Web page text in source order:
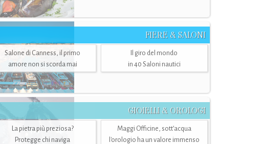
FIERE & SALONI
Salone di Canness, il primo
amore non si scorda mai
Il giro del mondo
in 40 Saloni nautici
GIOIELLI & OROLOGI
La pietra più preziosa?
Protegge chi naviga
Maggi Officine, sott’acqua
l'orologio ha un valore immenso